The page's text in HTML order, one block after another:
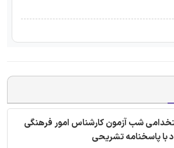
شب آزمون کارشناس امور فرهنگی
با پاسخنامه تشریحی